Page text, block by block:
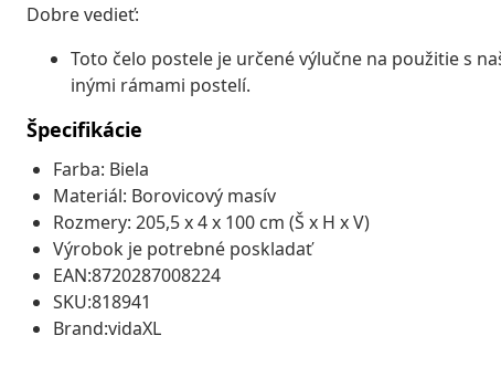
Dobre vedieť:
Toto čelo postele je určené výlučne na použitie s
inými rámami postelí.
Špecifikácie
Farba: Biela
Materiál: Borovicový masív
Rozmery: 205,5 x 4 x 100 cm (Š x H x V)
Výrobok je potrebné poskladať
EAN:8720287008224
SKU:818941
Brand:vidaXL